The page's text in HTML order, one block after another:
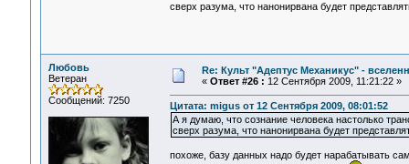
сверх разума, что нанонирвана будет
Любовь
Ветеран
Сообщений: 7250
Re: Культ "Адептус Механикус" -
« Ответ #26 : 12 Сентября 2009, 11:21:22 »
Цитата: migus от 12 Сентября 2009, 08:01:52
А я думаю, что сознание человека настолько
сверх разума, что нанонирвана будет
похоже, базу данных надо будет нарабатывать